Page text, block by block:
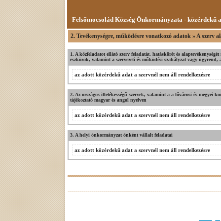
Felsőmocsolád Község Önkormányzata - közérdekű
2. Tevékenységre, működésre vonatkozó adatok » A szerv
1. A közfeladatot ellátó szerv feladatát, hatáskörét és
eszközök, valamint a szervezeti és működési szabályzat vagy ügyrend,
az adott közérdekű adat a szervnél nem áll rendelkezésre
2. Az országos illetékességű szervek, valamint a a fővárosi és megyei
tájékoztató magyar és angol nyelven
az adott közérdekű adat a szervnél nem áll rendelkezésre
3. A helyi önkormányzat önként vállalt feladatai
az adott közérdekű adat a szervnél nem áll rendelkezésre